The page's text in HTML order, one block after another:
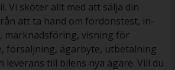
Vi sköter allt med att sälja din
att ta hand om fordonstest, in-
marknadsföring, visning för
försäljning, ägarbyte, utbetalning
leverans till bilens nya ägare. Vill du